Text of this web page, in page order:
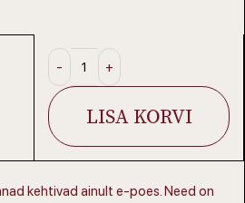
LISA KORVI
kehtivad ainult e-poes. Need on